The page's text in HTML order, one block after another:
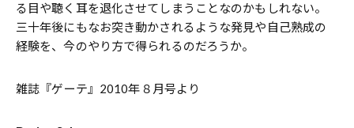
る目や聴く耳を退化させてしまうことなのかもしれない。
三十年後にもなお突き動かされるような発見や自己熟成の
経験を、今のやり方で得られるのだろうか。
――雑誌『ゲーテ』2010年８月号より